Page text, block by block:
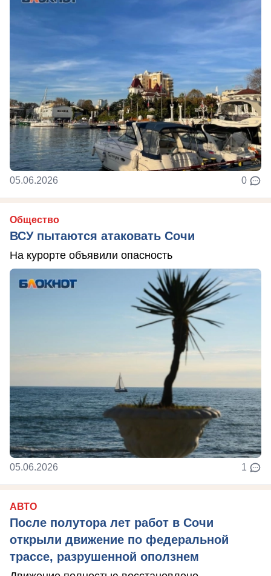
05.06.2026 0
Общество
ВСУ пытаются атаковать Сочи
На курорте объявили опасность
05.06.2026 1
АВТО
После полутора лет работ в Сочи
открыли движение по федеральной
трассе, разрушенной оползнем